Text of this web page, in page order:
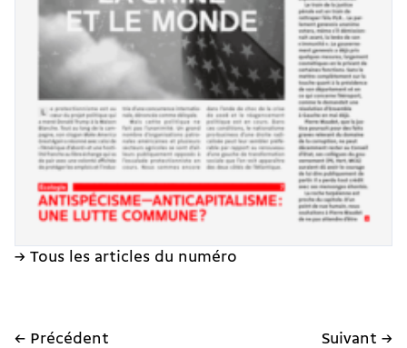
→ Tous les articles du numéro
← Précédent Suivant →